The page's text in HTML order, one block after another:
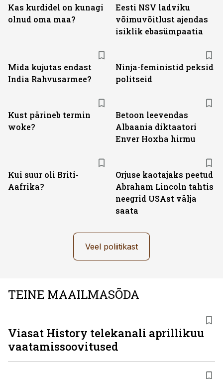
Kas kurdidel on kunagi
olnud oma maa?
Eesti NSV ladviku
võimuvõitlust ajendas
isiklik ebasümpaatia
Mida kujutas endast
India Rahvusarmee?
Ninja-feministid peksid
politseid
Kust pärineb termin
woke?
Betoon leevendas
Albaania diktaatori
Enver Hoxha hirmu
Kui suur oli Briti-
Aafrika?
Orjuse kaotajaks peetud
Abraham Lincoln tahtis
neegrid USAst välja
saata
Veel poliitikast
TEINE MAAILMASÕDA
Viasat History telekanali aprillikuu
vaatamissoovitused